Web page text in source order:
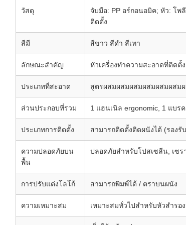
วัสดุ
จับมือ: PP อร์กอนอมิค; หัว: โพ
ติดตั้ง
สีมี สีขาว สีดํา สีเทา
ลักษณะสําคัญ หัวเครื่องทําความสะอาดที่ติดตั้
ประเภทที่สะอาด สูตรผสมผสมผสมผสมผสมผสม
ส่วนประกอบที่รวม 1 แฮนเนิล ergonomic, 1 แบร
ประเภทการติดตั้ง สามารถติดตั้งติดผนังได้ (รองรั
ความปลอดภัยบน
พื้น
ปลอดภัยสําหรับโปสเซลีน, เซร
การปรับแต่งโลโก้ สามารถพิมพ์ได้ / ตราบนผนัง
ความเหมาะสม เหมาะสมทั่วไปสําหรับหัวสําร